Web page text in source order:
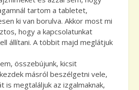
tartom a tabletet,
ki van borulva. Akkor most mi
hogy a kapcsolatunkat
állítani. A többit majd meglátjuk
összebújunk, kicsit
másról beszélgetni vele,
is megtaláljuk az izgalmaknak,